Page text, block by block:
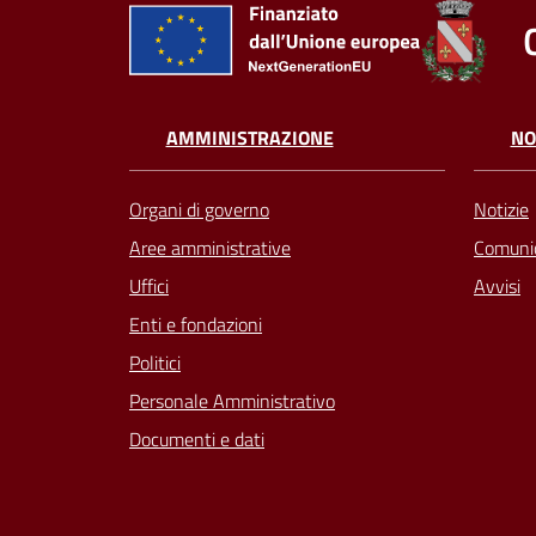
AMMINISTRAZIONE
Organi di governo
Aree amministrative
Uffici
Enti e fondazioni
Politici
Personale Amministrativo
Documenti e dati
Notizie
Avvisi